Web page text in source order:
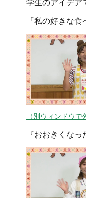
学生のアイデア
『私の好きな食
（別ウィンドウで
『おおきくなっ